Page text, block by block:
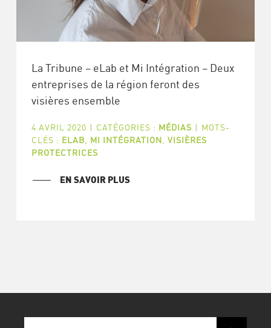
La Tribune – eLab et Mi Intégration – Deux
entreprises de la région feront des
visières ensemble
4 AVRIL 2020 | CATÉGORIES : MÉDIAS | MOTS-
CLÉS : ELAB MI INTÉGRATION VISIÈRES
PROTECTRICES
EN SAVOIR PLUS